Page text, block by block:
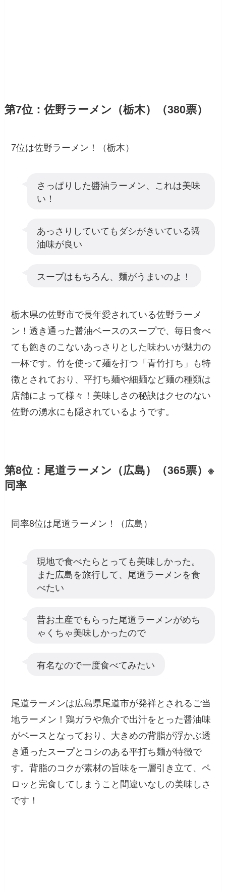
第7位：佐野ラーメン（栃木）（380票）
7位は佐野ラーメン！（栃木）
さっぱりした醬油ラーメン、これは美味
い！
あっさりしていてもダシがきいている醤
油味が良い
スープはもちろん、麺がうまいのよ！
栃木県の佐野市で長年愛されている佐野ラーメ
ン！透き通った醤油ベースのスープで、毎日食べ
ても飽きのこないあっさりとした味わいが魅力の
一杯です。竹を使って麺を打つ「青竹打ち」も特
徴とされており、平打ち麺や細麺など麺の種類は
店舗によって様々！美味しさの秘訣はクセのない
佐野の湧水にも隠されているようです。
第8位：尾道ラーメン（広島）（365票）※
同率
同率8位は尾道ラーメン！（広島）
現地で食べたらとっても美味しかった。
また広島を旅行して、尾道ラーメンを食
べたい
昔お土産でもらった尾道ラーメンがめち
ゃくちゃ美味しかったので
有名なので一度食べてみたい
尾道ラーメンは広島県尾道市が発祥とされるご当
地ラーメン！鶏ガラや魚介で出汁をとった醤油味
がベースとなっており、大きめの背脂が浮かぶ透
き通ったスープとコシのある平打ち麺が特徴で
す。背脂のコクが素材の旨味を一層引き立て、ペ
ロッと完食してしまうこと間違いなしの美味しさ
です！